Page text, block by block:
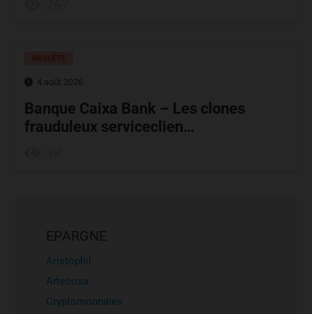
4 août 2026
Banque Caixa Bank – Les clones
frauduleux serviceclien…
EPARGNE
Aristophil
Artecosa
Cryptomonnaies